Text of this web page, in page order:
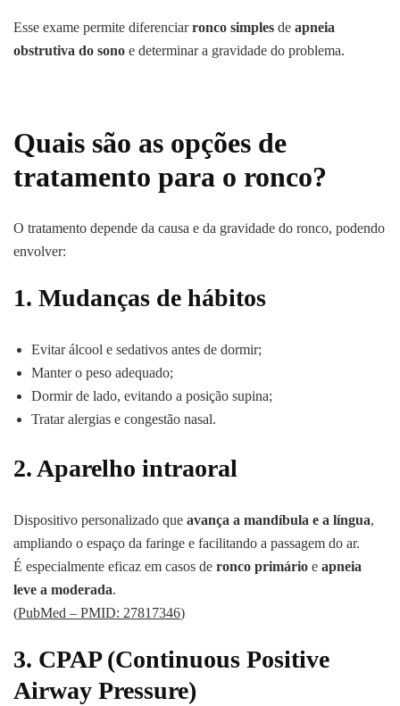
Esse exame permite diferenciarronco simples de apneia
obstrutiva do sono e determinar a gravidade do problema.
Quais são as opções de
tratamento para o ronco?
O tratamento depende da causa e da gravidade do ronco, podendo
envolver:
1. Mudanças de hábitos
Evitar álcool e sedativos antes de dormir;
Manter o peso adequado;
Dormir de lado, evitando a posição supina;
Tratar alergias e congestão nasal.
2.Aparelho intraoral
Dispositivo personalizado que avança a mandíbula e a língua,
ampliando o espaço da faringe e facilitando a passagem do ar.
É especialmente eficaz em casos de ronco primário e apneia
leve a moderada.
(PubMed – PMID: 27817346)
3. CPAP (Continuous Positive
Airway Pressure)